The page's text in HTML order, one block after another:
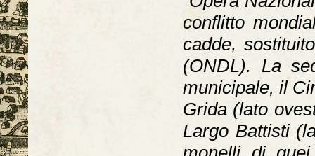
conflitto
cadde,
(ONDL). La
municipale, il
Grida (lato
Largo Battisti